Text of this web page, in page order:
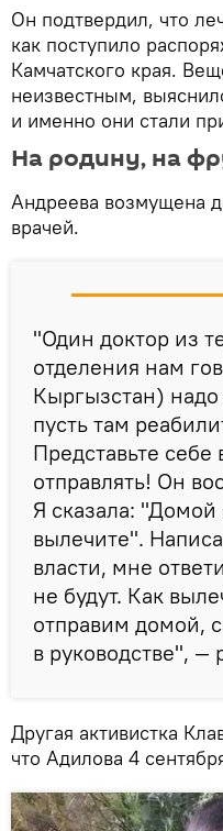
Он подтвердил, что
как поступило
Камчатского края.
неизвестным,
и именно они стали
На родину, на
Андреева возмущена
врачей.
"Один доктор из
отделения нам
Кыргызстан) надо
пусть там
Представьте себе
отправлять! Он
Я сказала: "Домой
вылечите".
власти, мне
не будут. Как
отправим домой,
в руководстве", —
Другая активистка
что Адилова 4